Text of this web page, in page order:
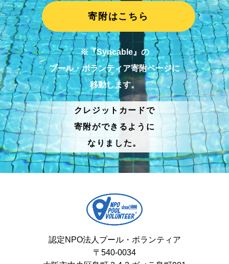
寄附はこちら
※『Syncable』の
プール・ボランティア寄附ページに
移動します。
クレジットカードで
寄附ができるように
なりました。
認定NPO法人プール・ボランティア
〒540-0034